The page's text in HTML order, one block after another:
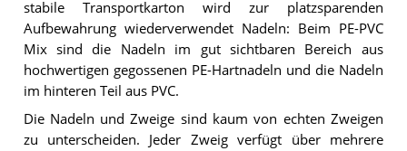
stabile Transportkarton wird zur platzsparenden
Aufbewahrung wiederverwendet Nadeln: Beim PE-PVC
Mix sind die Nadeln im gut sichtbaren Bereich aus
hochwertigen gegossenen PE-Hartnadeln und die Nadeln
im hinteren Teil aus PVC.
Die Nadeln und Zweige sind kaum von echten Zweigen
zu unterscheiden. Jeder Zweig verfügt über mehrere